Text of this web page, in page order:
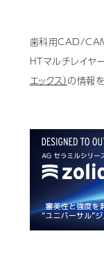
3D外貌スキャナ製品
耳鼻科用X線製品
Showroom 営業
Support 保守・サポ
Company 会社情
歯科用CAD/
HTマルチレイヤ
エックス）の情報